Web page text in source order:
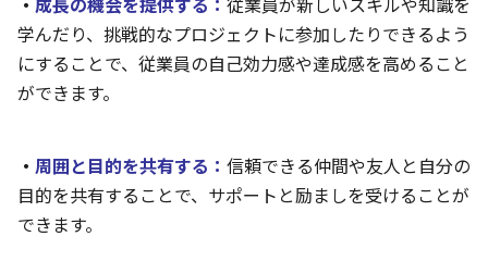
学んだり、挑戦的なプロジェクトに参加したりできるよう
にすることで、従業員の自己効力感や達成感を高めること
ができます。
・ 周囲と目的を共有する： 信頼できる仲間や友人と自分の
目的を共有することで、サポートと励ましを受けることが
できます。